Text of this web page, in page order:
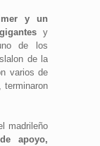
y un
y
de los
de la
varios de
terminaron
madrileño
apoyo,